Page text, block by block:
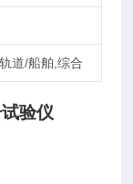
道/船舶,综合
验仪